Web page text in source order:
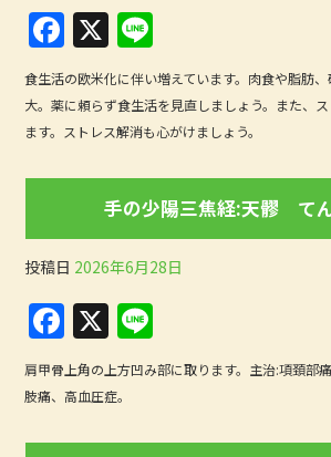
k
F
a
c
e
b
o
k
X
n
e
食生活の欧米化に伴い増えています。肉食や脂肪
大。薬に頼らず食生活を見直しましょう。また、
ます。ストレス解消も心がけましょう。
手の少陽三焦経:天髎 て
投稿日 2026年6月28日
F
a
c
X
n
e
肩甲骨上角の上方凹み部に取ります。主治:項頚部
肢痛、高血圧症。